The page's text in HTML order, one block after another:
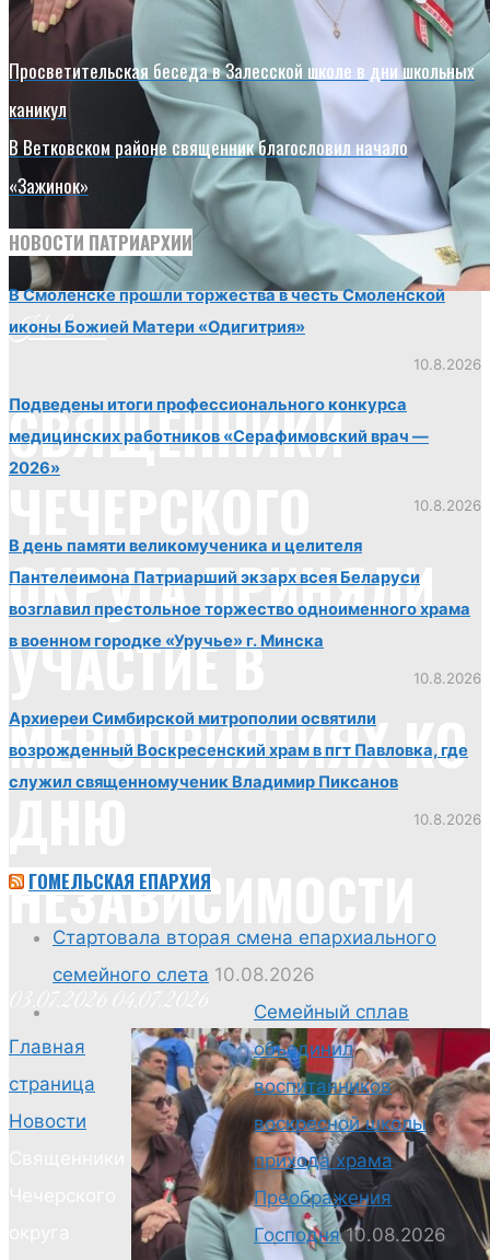
Искать: Искать:
Новости
СВЯЩЕННИКИ
ОКРУГА ПРИНЯЛИ
УЧАСТИЕ В
МЕРОПРИЯТИЯХ КО
НЕЗАВИСИМОСТИ
03.07.2026
Главная
страница
Новости
Просветительская беседа в Залесской школе в дни школьных
каникул
В Ветковском районе священник благословил начало
«Зажинок»
НОВОСТИ ПАТРИАРХИИ
В Смоленске прошли торжества в честь Смоленской
иконы Божией Матери «Одигитрия»
10.8.2026
Подведены итоги профессионального конкурса
медицинских работников «Серафимовский врач —
2026»
10.8.2026
В день памяти великомученика и целителя
Пантелеимона Патриарший экзарх всея Беларуси
возглавил престольное торжество одноименного храма
в военном городке «Уручье» г. Минска
10.8.2026
Архиереи Симбирской митрополии освятили
возрожденный Воскресенский храм в пгт Павловка, где
служил священномученик Владимир Пиксанов
10.8.2026
ГОМЕЛЬСКАЯ ЕПАРХИЯ
Стартовала вторая смена епархиального
семейного слета 10.08.2026
Семейный сплав
объединил
воспитанников
воскресной школы
прихода храма
Преображения
Господня 10.08.2026